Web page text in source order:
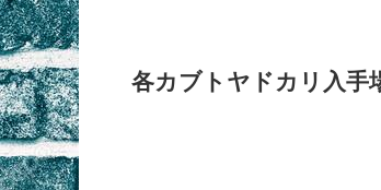
各カブトヤドカリ入手